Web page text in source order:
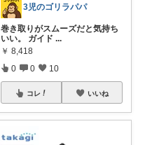
3児のゴリラパパ
巻き取りがスムーズだと気持ち
いい。 ガイド ...
￥ 8,418
0 0 10
コレ いいね